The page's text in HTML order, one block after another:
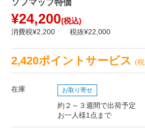
ソフマップ特価
¥24,200(税込)
消費税¥2,200 税抜¥22,000
2,420ポイントサービス(
在庫 お取り寄せ
約２～３週間で出荷予定
お一人様1点まで